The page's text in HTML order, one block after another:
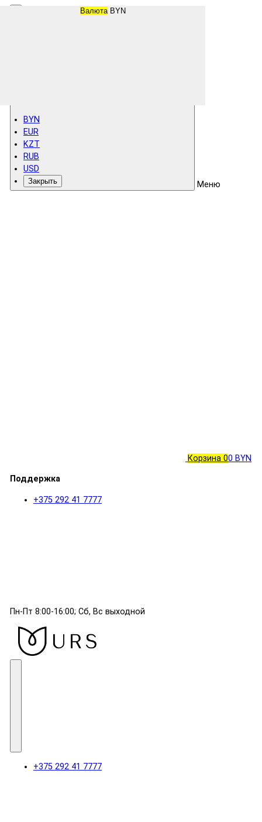
Меню
Корзина 00 BYN
Поддержка
+375 292 41 7777
Пн-Пт 8:00-16:00; Сб, Вс выходной
Валюта BYN
BYN
EUR
KZT
RUB
USD
Закрыть
+375 292 41 7777